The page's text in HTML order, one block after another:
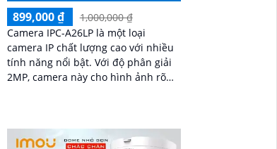
899,000 ₫
1,000,000 ₫
Camera IPC-A26LP là một loại
camera IP chất lượng cao với nhiều
tính năng nổi bật. Với độ phân giải
2MP, camera này cho hình ảnh rõ